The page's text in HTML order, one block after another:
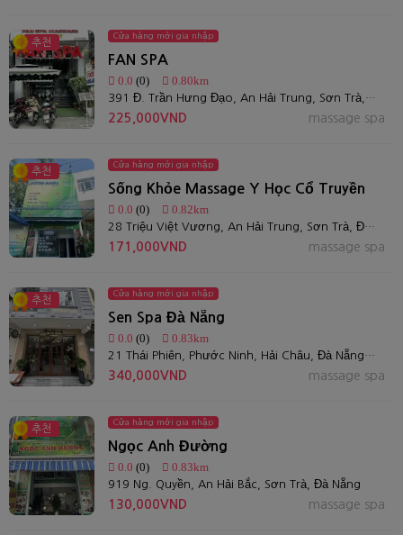
추천
Cửa hàng mới gia nhập
FAN SPA
0.0 (0) 0.80km
391 Đ. Trần Hưng Đạo, An Hải Trung, Sơn Trà, Đà Nẵng, Việt Nam
massage spa
225,000VND
추천
Cửa hàng mới gia nhập
Sống Khỏe Massage Y Học Cổ Truyền
0.0 (0) 0.82km
28 Triệu Việt Vương, An Hải Trung, Sơn Trà, Đà Nẵng
massage spa
171,000VND
추천
Cửa hàng mới gia nhập
Sen Spa Đà Nẵng
0.0 (0) 0.83km
21 Thái Phiên, Phước Ninh, Hải Châu, Đà Nẵng, Việt Nam
massage spa
340,000VND
추천
Cửa hàng mới gia nhập
Ngọc Anh Đường
0.0 (0) 0.83km
919 Ng. Quyền, An Hải Bắc, Sơn Trà, Đà Nẵng
massage spa
130,000VND